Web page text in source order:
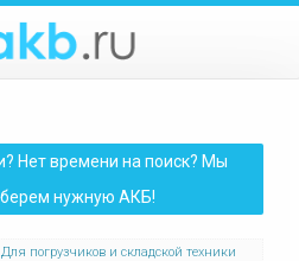
Нет времени на поиск? Мы
нужную АКБ!
Для погрузчиков и складской техники